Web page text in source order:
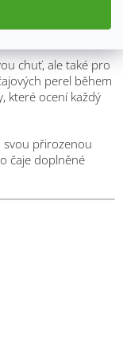
je harmonický
čajovým profilem.
chuť, ale také pro
perel během
které ocení každý
svou přirozenou
čaje doplněné